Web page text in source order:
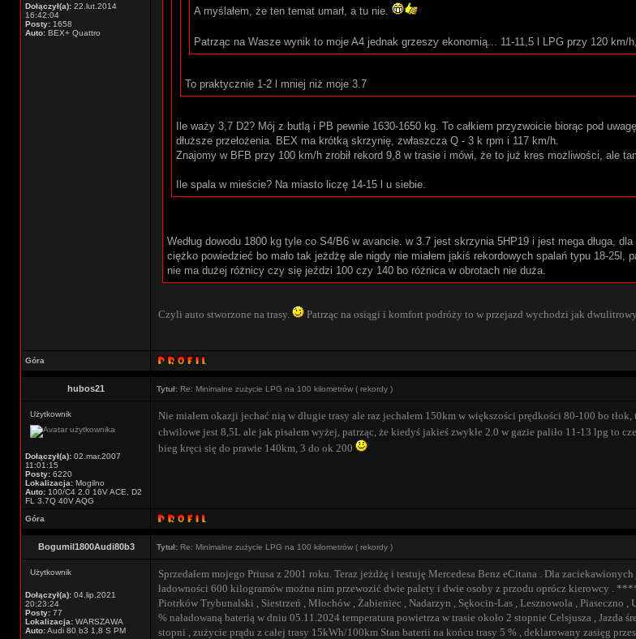
Dołączył(a): 22.lut.2014
16:42:04
Posty: 1658
Auto: BEX+ Quattro
A myślałem, że ten temat umarł, a tu nie.
Patrząc na Wasze wynik to moje A4 jednak grzeszy ekonomią... 11-11,5 l LPG przy 120 km/
To praktycznie 1-2 l mniej niż moje 3.7
Ile waży 3,7 D2? Mój z butlą i PB pewnie 1630-1650 kg. To całkiem przyzwoicie biorąc pod
dłuższe przełożenia. BEX ma krótką skrzynię, zwłaszcza Q - 3 k rpm i 117 km/h.
Znajomy w BFB przy 100 km/h zrobił rekord 9,8 w trasie i mówi, że to już kres możliwości, ale
Ile spala w mieście? Na miasto liczę 14-15 l u siebie.
Według dowodu 1800 kg tyle co S4/B6 w avancie. w 3.7 jest skrzynia 5HP19 i jest mega długa,
ciężko powiedzieć bo mało tak jeżdżę ale nigdy nie miałem jakiś rekordowych spalań typu 18-
nie ma dużej różnicy czy się jeździ 100 czy 140 bo różnica w obrotach nie duża.
Czyli auto stworzone na trasy. Patrząc na osiągi i komfort podróży to w przejazd wychodzi jak
Góra
hubos21 Tytuł: Re: Minimalne zużycie LPG na 100 kilometrów ( rekordy )
Użytkownik
Dołączył(a): 02.mar.2007
11:01:15
Posty: 6220
Lokalizacja: Mogilno
Auto: 100/C4 2.0 16V ACE, D2
FL 3.7Q 40V AQG
Nie miałem okazji jechać nią w długie trasy ale raz jechałem 150km w większości prędkości 80-100 bo
chwilowe jest 8,5L ale jak pisałem wyżej, patrząc, że kiedyś jakieś zwykłe 2.0 w gazie paliło 11-13 lpg to
bieg kręci się do prawie 140km, 3 do ok 200
Góra
Bogumil1800Audi80b3 Tytuł: Re: Minimalne zużycie LPG na 100 kilometrów ( rekordy )
Użytkownik
Dołączył(a): 04.lip.2021
20:23:24
Posty: 77
Lokalizacja: WARSZAWA
Auto:Audi 80 b3 1,8 S PM
Sprzedałem mojego Priusa z 2001 roku. Teraz jeżdżę i testuję Mercedesa Benz eCitana . Dla
ładowności 600 kilogramów można nim przewozić dwie palety i dwie osoby z przodu oprócz kierowcy .
Piotrków Trybunalski , Siestrzeń , Młochów , Żabieniec , Nadarzyn , Sękocin-Las , Lesznowola ,
% naładowaną baterią w dniu 05.11.2024 temperatura powietrza w trasie około 2 stopnie Celsjusza , Jazda
stopni , zużycie prądu z całej trasy 15kWh/100km Stan baterii na końcu trasy 5 % , deklarowany zasięg